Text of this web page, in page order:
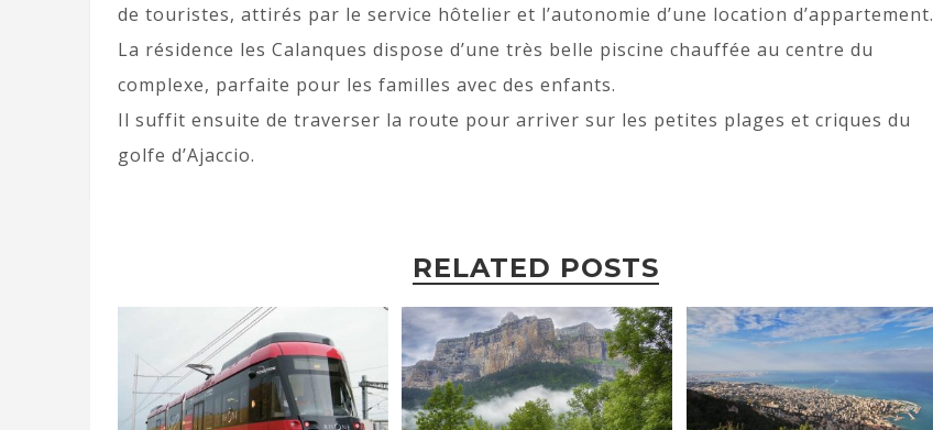
de touristes, attirés par le service hôtelier et l’autonomie d’une location d’appartement.
La résidence les Calanques dispose d’une très belle piscine chauffée au centre du
complexe, parfaite pour les familles avec des enfants.
Il suffit ensuite de traverser la route pour arriver sur les petites plages et criques du
golfe d’Ajaccio.
RELATED POSTS